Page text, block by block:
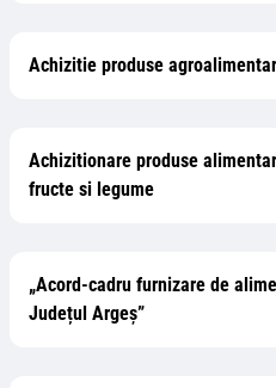
Achizitie produse
Achizitionare produse
fructe si legume
„Acord-cadru furnizare de
Județul Argeș”